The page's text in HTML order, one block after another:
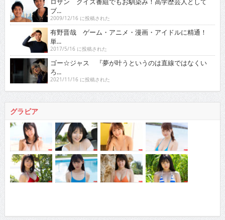
ブ...
2009/12/16 に投稿された
有野晋哉 ゲーム・アニメ・漫画・アイドルに精通！
単...
2017/5/16 に投稿された
ゴー☆ジャス 『夢が叶うというのは直線ではなくい
ろ...
2021/11/16 に投稿された
グラビア